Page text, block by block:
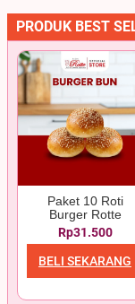
PRODUK BEST
Paket 10 Roti
Burger Rotte
Rp31.500
BELI SEKARANG